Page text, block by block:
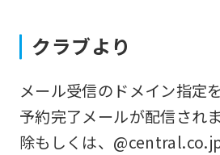
クラブより
メール受信のドメイン指定
予約完了メールが配信され
除もしくは、
the